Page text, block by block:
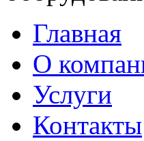
Главная
О
Услуги
Контакты